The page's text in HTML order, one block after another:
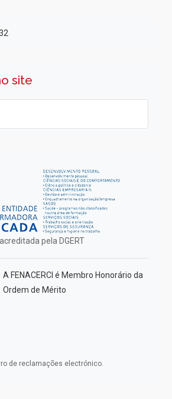
site
pela DGERT
A FENACERCI é Membro Honorário da
Ordem de Mérito
de reclamações electrónico.